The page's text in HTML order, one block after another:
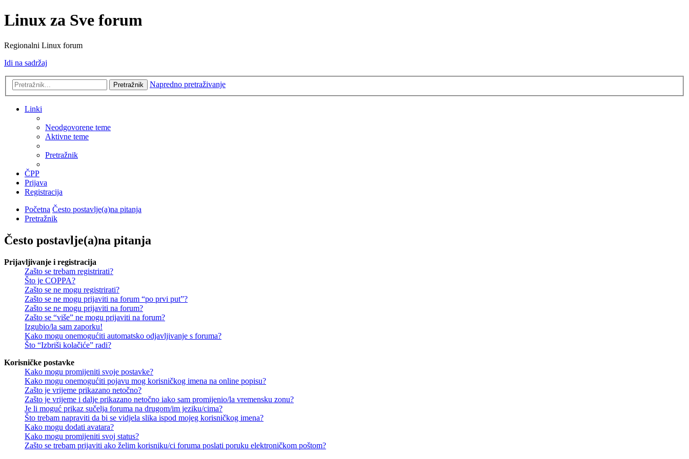
Linux za Sve forum
Regionalni Linux forum
Idi na sadržaj
Pretražnik Napredno pretraživanje
Linki
Neodgovorene teme
Aktivne teme
Pretražnik
ČPP
Prijava
Registracija
Početna Često postavlje(a)na pitanja
Pretražnik
Često postavlje(a)na pitanja
Prijavljivanje i registracija
Zašto se trebam registrirati?
Što je COPPA?
Zašto se ne mogu registrirati?
Zašto se ne mogu prijaviti na forum “po prvi put”?
Zašto se ne mogu prijaviti na forum?
Zašto se “više” ne mogu prijaviti na forum?
Izgubio/la sam zaporku!
Kako mogu onemogućiti automatsko odjavljivanje s foruma?
Što “Izbriši kolačiće” radi?
Korisničke postavke
Kako mogu promijeniti svoje postavke?
Kako mogu onemogućiti pojavu mog korisničkog imena na online popisu?
Zašto je vrijeme prikazano netočno?
Zašto je vrijeme i dalje prikazano netočno iako sam promijenio/la vremensku zonu?
Je li moguć prikaz sučelja foruma na drugom/im jeziku/cima?
Što trebam napraviti da bi se vidjela slika ispod mojeg korisničkog imena?
Kako mogu dodati avatara?
Kako mogu promijeniti svoj status?
Zašto se trebam prijaviti ako želim korisniku/ci foruma poslati poruku elektroničkom poštom?